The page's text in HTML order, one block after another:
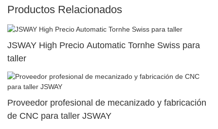
Productos Relacionados
JSWAY High Precio Automatic Tornhe Swiss para
taller
Proveedor profesional de mecanizado y fabricación
de CNC para taller JSWAY